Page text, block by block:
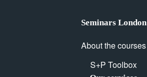
Seminars London
About the courses
S+P Toolbox